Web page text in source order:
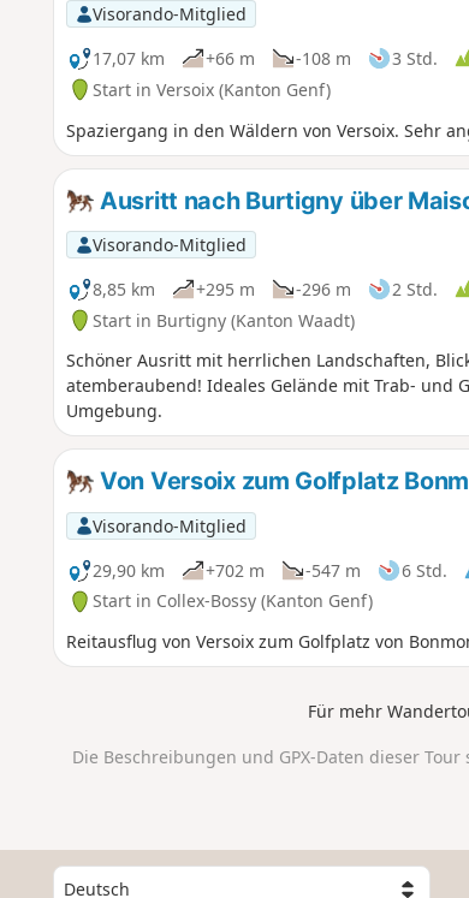
Visorando-Mitglied
17,07 km
+66 m -108 m 3 Std.
Start in Versoix (Kanton Genf)
Spaziergang in den Wäldern von Versoix. Sehr
Ausritt nach Burtigny über
Visorando-Mitglied
8,85 km
+295 m -296 m 2 Std.
Start in Burtigny (Kanton Waadt)
Schöner Ausritt mit herrlichen Landschaften,
atemberaubend! Ideales Gelände mit Trab- und
Umgebung.
Von Versoix zum Golfplatz
Visorando-Mitglied
29,90 km
+702 m -547 m 6 Std.
Start in Collex-Bossy (Kanton Genf)
Reitausflug von Versoix zum Golfplatz von
Für mehr
Die Beschreibungen und GPX-Daten dieser
W